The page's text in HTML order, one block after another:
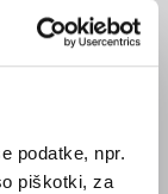
podatke, npr.
piškotki, za